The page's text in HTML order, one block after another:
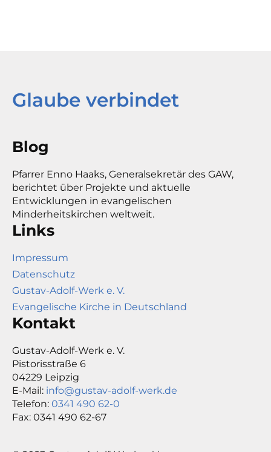
Glaube verbindet
Blog
Pfarrer Enno Haaks, Generalsekretär des GAW,
berichtet über Projekte und aktuelle
Entwicklungen in evangelischen
Minderheitskirchen weltweit.
Links
Impressum
Datenschutz
Gustav-Adolf-Werk e. V.
Evangelische Kirche in Deutschland
Kontakt
Gustav-Adolf-Werk e. V.
Pistorisstraße 6
04229 Leipzig
E-Mail: info@gustav-adolf-werk.de
Telefon: 0341 490 62-0
Fax: 0341 490 62-67